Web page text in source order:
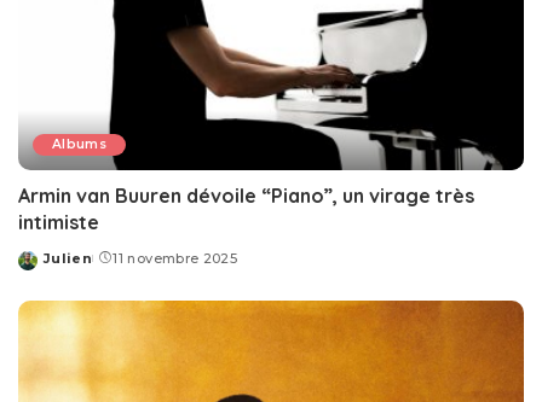
Albums
Armin van Buuren dévoile “Piano”, un virage très
intimiste
Posted
Julien 11 novembre 2025